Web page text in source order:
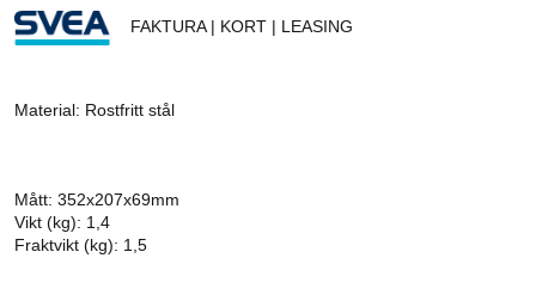
FAKTURA | KORT | LEASING
Material: Rostfritt stål
Mått: 352x207x69mm
Vikt (kg): 1,4
Fraktvikt (kg): 1,5